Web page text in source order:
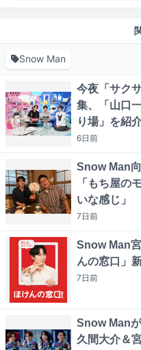
Snow Man
今夜「サク
集、「山口
り場」を紹
6日前
Snow Man
「もち屋の
いな感じ」
7日前
Snow Man
んの窓口」
7日前
Snow Man
久間大介＆